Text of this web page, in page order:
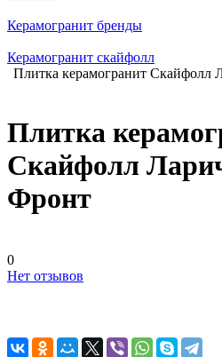
Керамогранит бренды
Керамогранит скайфолл
Плитка керамогранит Скайфолл
Плитка
Скайфолл
Фронт
0
Нет отзывов